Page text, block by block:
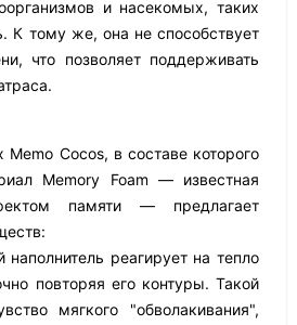
и насекомых, таких
К тому же, она не способствует
что позволяет поддерживать
Cocos, в составе которого
Memory Foam — известная
памяти — предлагает
наполнитель реагирует на тепло
повторяя его контуры. Такой
мягкого "обволакивания",